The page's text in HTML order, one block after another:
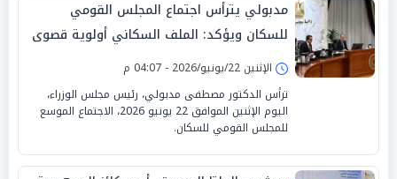
مدبولي يترأس اجتماع المجلس القومي
للسكان ويؤكد: الملف السكاني أولوية قصوى
للحكومة
الإثنين 22/يونيو/2026 - 04:07 م
ترأس الدكتور مصطفى مدبولي، رئيس مجلس الوزراء،
اليوم الإثنين الموافق 22 يونيو 2026، الاجتماع الموسع
للمجلس القومي للسكان.